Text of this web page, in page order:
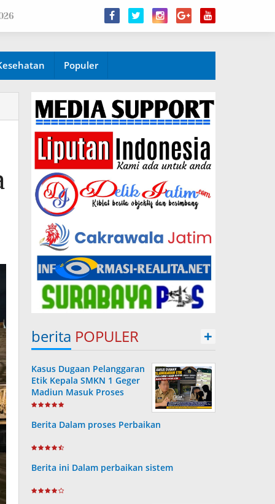
Populer
berita POPULER +
Kasus Dugaan Pelanggaran
Etik Kepala SMKN 1 Geger
Madiun Masuk Proses
Disdik Jatim
Berita Dalam proses Perbaikan
Berita ini Dalam perbaikan sistem